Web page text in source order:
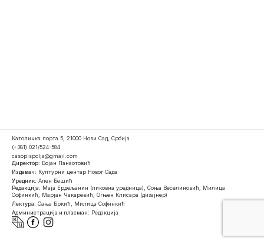
Католичка порта 5, 21000 Нови Сад, Србија
(+381) 021/524-584
casopispolja@gmail.com
Директор: Бојан Панаотовић
Издавач: Културни центар Новог Сада
Уредник: Ален Бешић
Редакција: Маја Ердељанин (ликовна уредница), Соња Веселиновић, Милица
Софинкић, Марјан Чакаревић, Огњен Клисара (дизајнер)
Лектура: Сања Бркић, Милица Софинкић
Администрација и пласман: Редакција